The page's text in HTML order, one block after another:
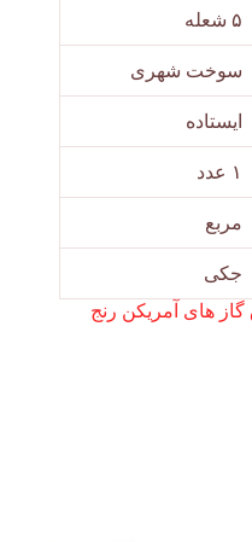
۵ شعله
سوخت شهری
ایستاده
۱ عدد
مربع
جکی
های آمریکن رنج